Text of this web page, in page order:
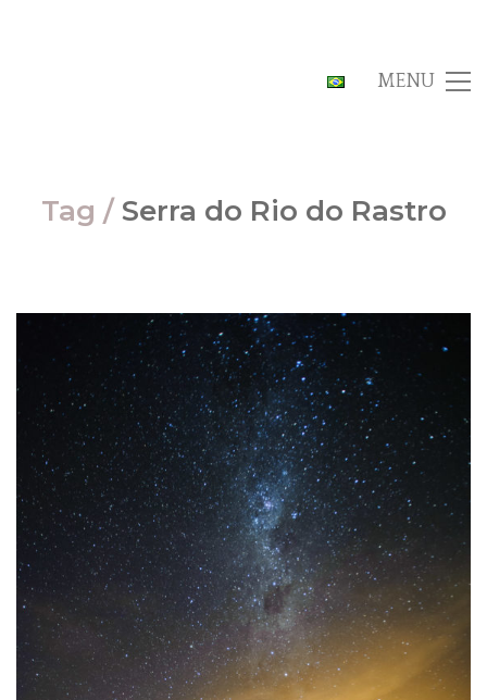
MENU
Tag /Serra do Rio do Rastro